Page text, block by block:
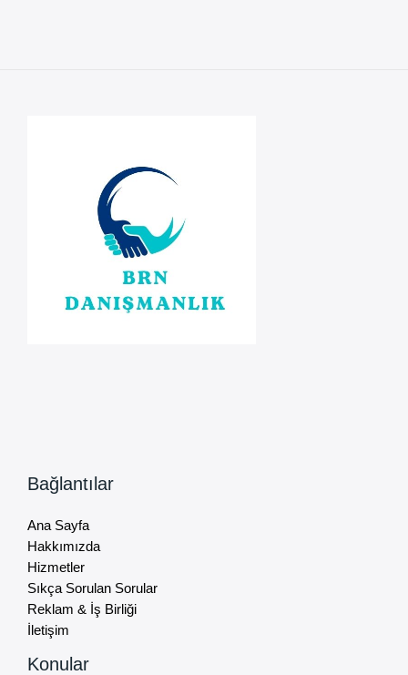
Bağlantılar
Ana Sayfa
Hakkımızda
Hizmetler
Sıkça Sorulan Sorular
Reklam & İş Birliği
İletişim
Konular